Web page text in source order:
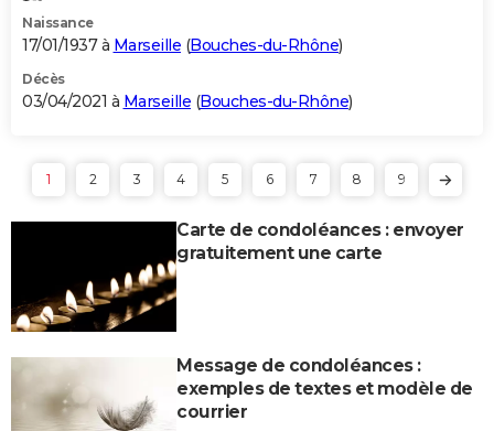
Naissance
17/01/1937 à Marseille (Bouches-du-Rhône)
Décès
03/04/2021 à Marseille (Bouches-du-Rhône)
1 2 3 4 5 6 7 8 9
Carte de condoléances : envoyer
gratuitement une carte
Message de condoléances :
exemples de textes et modèle de
courrier